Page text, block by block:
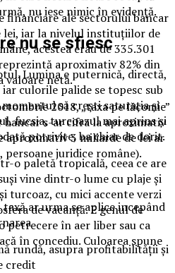
financiare ale sectorului bancar
lei, iar la nivelul instituţiilor de
acestea erau de 335.301
aproximativ 82% din
valoare netă.
2018, „taxa pe lăcomie”
s-ar cifra la aproximativ
3 miliarde de lei ar
juridice române).
taxă ar urma se aplice incepând
rundă, asupra profitabilităţii şi
credit
nu iese nimic în evidență.
nu se sfiesc
Lumina e puternică, directă,
culorile palide se topesc sub
să crești saturația și
fucsia, turcoazul mai aprins și
potrivite, ba chiar de dorit.
o paletă tropicală, ceea ce are
vine dintr-o lume cu plaje și
turcoaz, cu mici accente verzi
de vacanță. E genul de
petrecere în aer liber sau ca
în concediu. Culoarea spune